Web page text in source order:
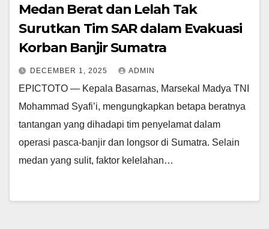
Medan Berat dan Lelah Tak
Surutkan Tim SAR dalam Evakuasi
Korban Banjir Sumatra
DECEMBER 1, 2025 ADMIN
EPICTOTO — Kepala Basarnas, Marsekal Madya TNI
Mohammad Syafi’i, mengungkapkan betapa beratnya
tantangan yang dihadapi tim penyelamat dalam
operasi pasca-banjir dan longsor di Sumatra. Selain
medan yang sulit, faktor kelelahan…